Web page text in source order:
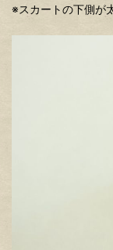
※スカートの下側が